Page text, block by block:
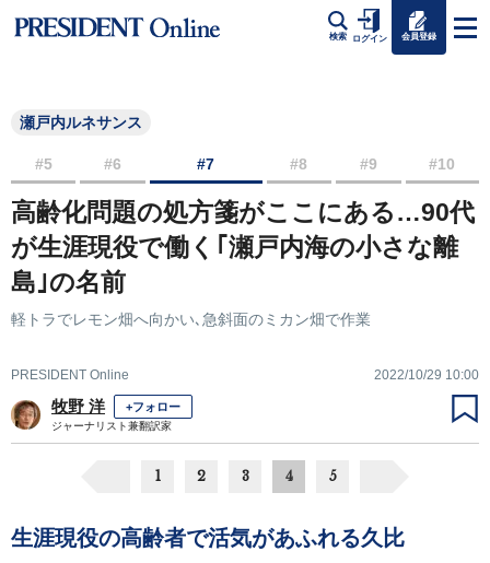
検索 ログイン 会員登録
瀬戸内ルネサンス
#5 #6 #7 #8 #9 #10
高齢化問題の処方箋がここにある…90代
が生涯現役で働く｢瀬戸内海の小さな離
島｣の名前
軽トラでレモン畑へ向かい､急斜面のミカン畑で作業
PRESIDENT Online 2022/10/29 10:00
牧野 洋 +フォロー
ジャーナリスト兼翻訳家
1 2 3 4 5
生涯現役の高齢者で活気があふれる久比